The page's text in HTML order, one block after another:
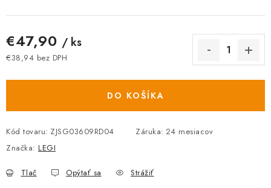
€47,90 / ks
€38,94 bez DPH
DO KOŠÍKA
Kód tovaru: ZJSG03609RD04 Záruka: 24 mesiacov
Značka: LEGI
Tlač Opýtať sa Strážiť